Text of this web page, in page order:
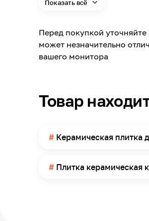
Модельный ряд
Длина
Имитация товара
Поверхность применения
Показать всё
Перед покупкой
может незначительно
вашего монитора
Товар
Керамическая плитка
Плитка керамическая